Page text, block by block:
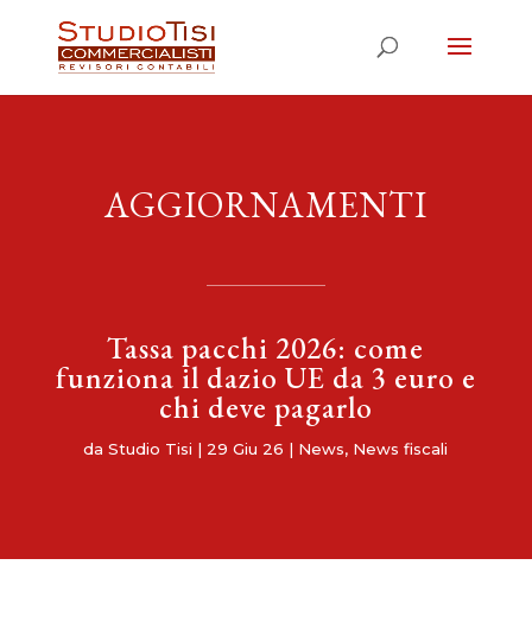
AGGIORNAMENTI
Tassa pacchi 2026: come
funziona il dazio UE da 3 euro e
chi deve pagarlo
daStudio Tisi | 29 Giu 26 | News, News fiscali